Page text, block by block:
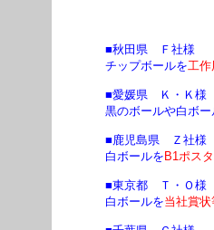
■秋田県 Ｆ社様
チップボールを工作
■愛媛県 Ｋ・Ｋ様
黒のボールや白ボー
■鹿児島県 Ｚ社様
白ボールを B1ポス
■東京都 Ｔ・Ｏ様
白ボールを当社賞